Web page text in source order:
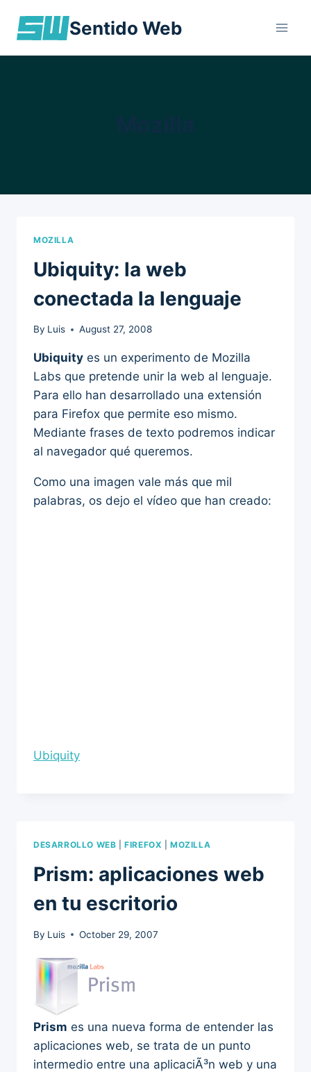
Sentido Web
MOZILLA
Ubiquity: la web
conectada la lenguaje
By Luis August 27, 2008
Ubiquity es un experimento de Mozilla
Labs que pretende unir la web al lenguaje.
Para ello han desarrollado una extensión
para Firefox que permite eso mismo.
Mediante frases de texto podremos indicar
al navegador qué queremos.
Como una imagen vale más que mil
palabras, os dejo el vídeo que han creado:
Ubiquity
DESARROLLO WEB |FIREFOX |MOZILLA
Prism: aplicaciones web
en tu escritorio
By Luis October 29, 2007
Prism es una nueva forma de entender las
aplicaciones web, se trata de un punto
intermedio entre una aplicaciÃ³n web y una